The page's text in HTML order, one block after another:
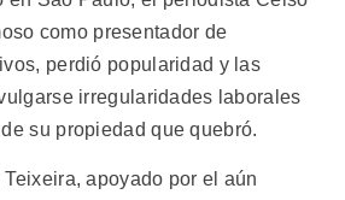
como presentador de
perdió popularidad y las
irregularidades laborales
su propiedad que quebró.
apoyado por el aún